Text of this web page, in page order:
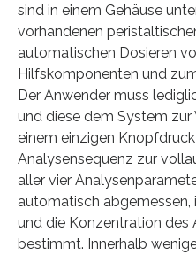
sind in einem Gehäuse
vorhandenen
automatischen Dosieren
Hilfskomponenten und
Der Anwender muss
und diese dem System zur
einem einzigen
Analysensequenz zur
aller vier
automatisch
und die Konzentration des
bestimmt. Innerhalb